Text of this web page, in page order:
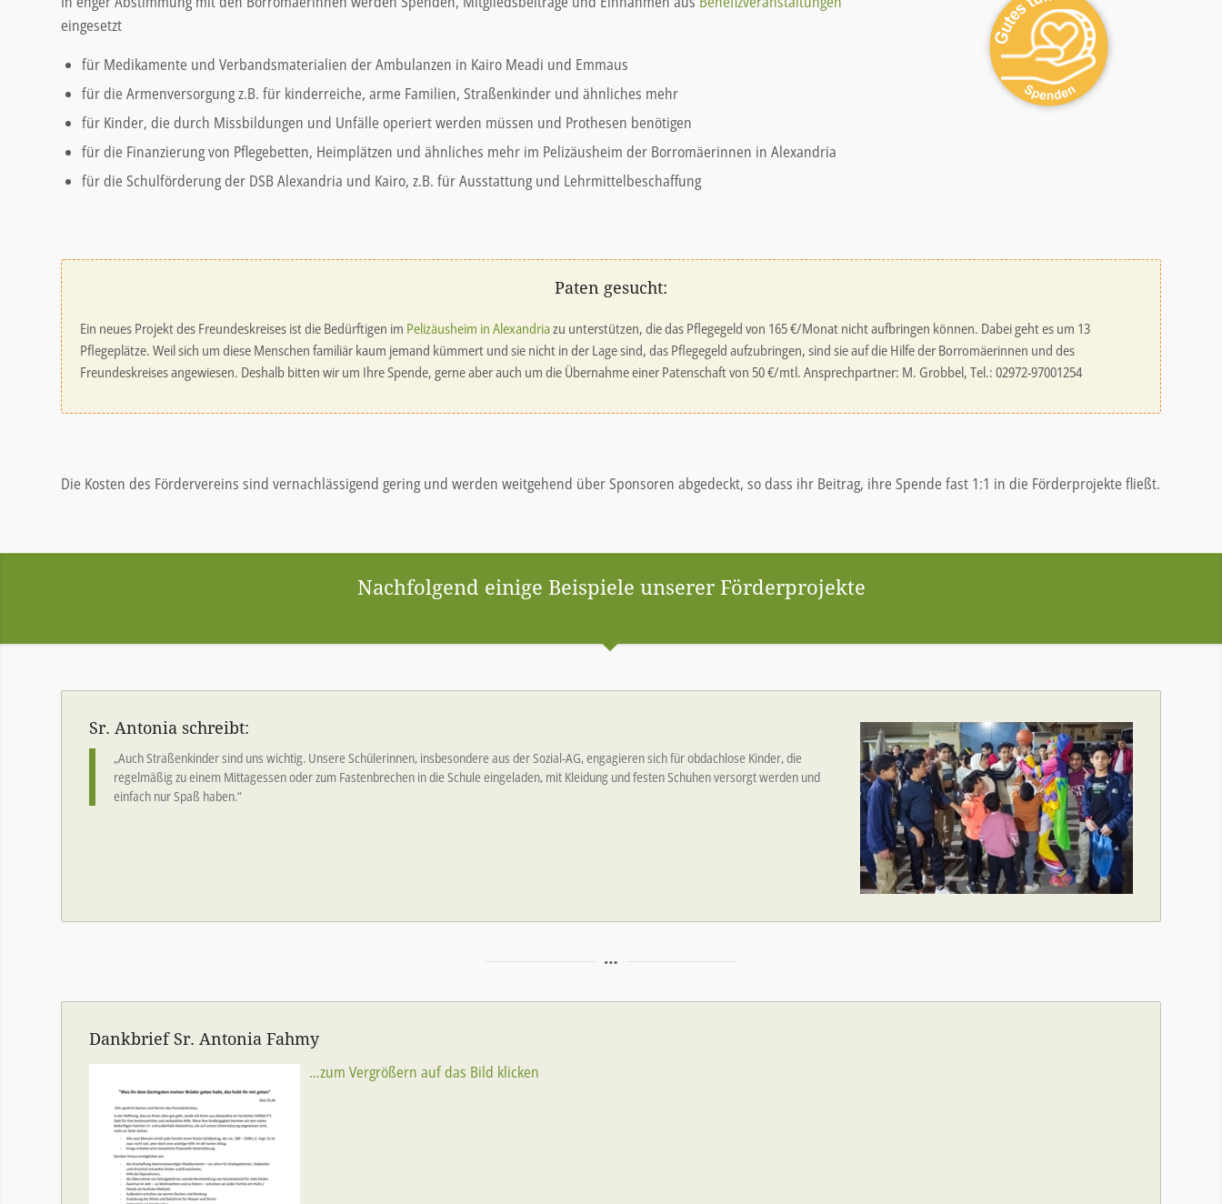
eingesetzt
für Medikamente und Verbandsmaterialien der Ambulanzen in Kairo Meadi und Emmaus
für die Armenversorgung z.B. für kinderreiche, arme Familien, Straßenkinder und ähnliches mehr
für Kinder, die durch Missbildungen und Unfälle operiert werden müssen und Prothesen benötigen
für die Finanzierung von Pflegebetten, Heimplätzen und ähnliches mehr im Pelizäusheim der Borromäerinnen in Alexandria
für die Schulförderung der DSB Alexandria und Kairo, z.B. für Ausstattung und Lehrmittelbeschaffung
Paten gesucht:
Ein neues Projekt des Freundeskreises ist die Bedürftigen im Pelizäusheim in Alexandriazu unterstützen, die das Pflegegeld von 165 €/Monat nicht aufbringen können. Dabei geht es um 13
Pflegeplätze. Weil sich um diese Menschen familiär kaum jemand kümmert und sie nicht in der Lage sind, das Pflegegeld aufzubringen, sind sie auf die Hilfe der Borromäerinnen und des
Freundeskreises angewiesen. Deshalb bitten wir um Ihre Spende, gerne aber auch um die Übernahme einer Patenschaft von 50 €/mtl. Ansprechpartner: M. Grobbel, Tel.: 02972-97001254
Die Kosten des Fördervereins sind vernachlässigend gering und werden weitgehend über Sponsoren abgedeckt, so dass ihr Beitrag, ihre Spende fast 1:1 in die Förderprojekte fließt.
Nachfolgend einige Beispiele unserer Förderprojekte
Sr. Antonia schreibt:
„Auch Straßenkinder sind uns wichtig. Unsere Schülerinnen, insbesondere aus der Sozial-AG, engagieren sich für obdachlose Kinder, die
regelmäßig zu einem Mittagessen oder zum Fastenbrechen in die Schule eingeladen, mit Kleidung und festen Schuhen versorgt werden und
einfach nur Spaß haben.“
Dankbrief Sr. Antonia Fahmy
…zum Vergrößern auf das Bild klicken